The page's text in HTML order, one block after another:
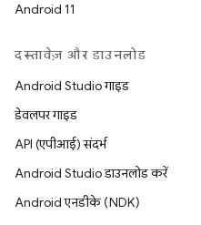
Android 11
दस्तावेज़ और डाउनलोड
Android Studio गाइड
डेवलपर गाइड
API (एपीआई) संदर्भ
Android Studio डाउनलोड करें
Android एनडीके (NDK)